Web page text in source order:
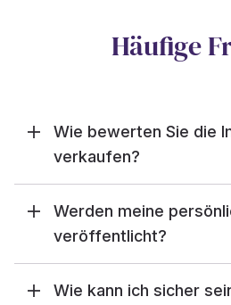
Häufige
Wie bewerten Sie die
verkaufen?
Werden meine
veröffentlicht?
Wie kann ich sicher